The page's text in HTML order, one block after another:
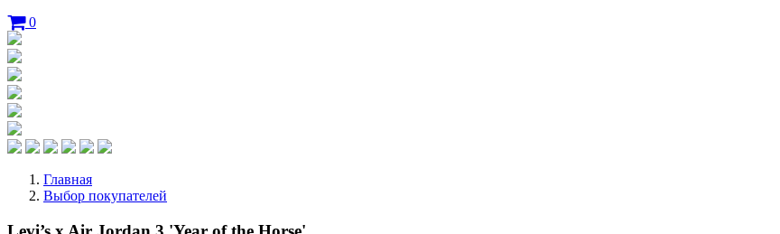
0
Главная
Выбор покупателей